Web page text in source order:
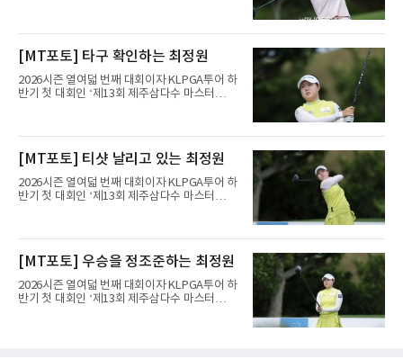
5) 더블보기에 이어 두 차례 보기로 하위권까지
트(파72/6,767야드)에서 열리고 있다.6일 현재
1라운드 경기가 펼쳐지고 있다.황민정이 16번
홀에서 경기하고 있다.
[MT포토] 타구 확인하는 최정원
2026시즌 열여덟 번째 대회이자 KLPGA투어 하
반기 첫 대회인 ‘제13회 제주삼다수 마스터
트(파72/6,767야드)에서 열리고 있다.6일 현재
1라운드 경기가 펼쳐지고 있다.최정원이 16번
홀에서 경기하고 있다.
[MT포토] 티샷 날리고 있는 최정원
2026시즌 열여덟 번째 대회이자 KLPGA투어 하
반기 첫 대회인 ‘제13회 제주삼다수 마스터
트(파72/6,767야드)에서 열리고 있다.6일 현재
1라운드 경기가 펼쳐지고 있다.최정원이 16번
홀에서 경기하고 있다.
[MT포토] 우승을 정조준하는 최정원
2026시즌 열여덟 번째 대회이자 KLPGA투어 하
반기 첫 대회인 ‘제13회 제주삼다수 마스터